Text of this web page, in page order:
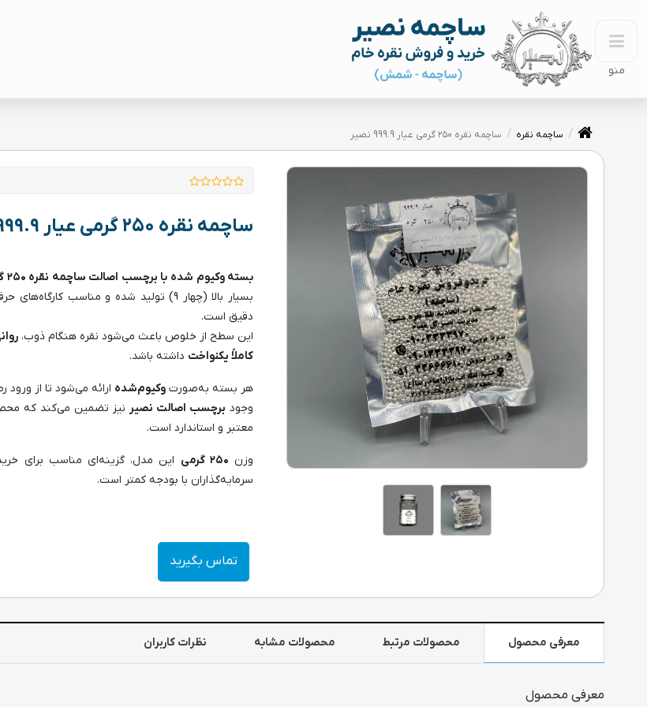
منو
ساچمه نقره ساچمه نقره ۲۵۰ گرمی عیار 999.9 نصیر
ساچمه نقره ۲۵۰ گرمی عیار 999.9 نصیر
بسته وکیوم شده با برچسب اصالت ساچمه نقره ۲۵۰ گرمی عیار 999.9 نصیر
بسیار بالا (چهار 9) تولید شده و مناسب
دقیق است.
این سطح از خلوص باعث می‌شود نقره هنگام ذوب،
کاملاً یکنواخت داشته باشد.
هر بسته به‌صورت وکیوم‌شده ارائه می‌شود تا از
وجود برچسب اصالت نصیر نیز تضمین می‌کند که
معتبر و استاندارد است.
وزن ۲۵۰ گرمی
این مدل، گزینه‌ای مناسب برای
سرمایه‌گذاران با بودجه کمتر است.
تماس بگیرید
معرفی محصول محصولات مرتبط محصولات مشابه نظرات کاربران
معرفی محصول